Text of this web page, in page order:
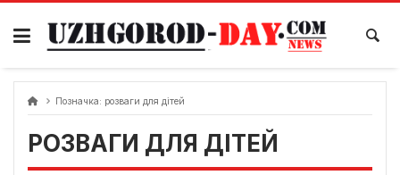
Skip
content
Позначка: розваги для дітей
РОЗВАГИ ДЛЯ ДІТЕЙ